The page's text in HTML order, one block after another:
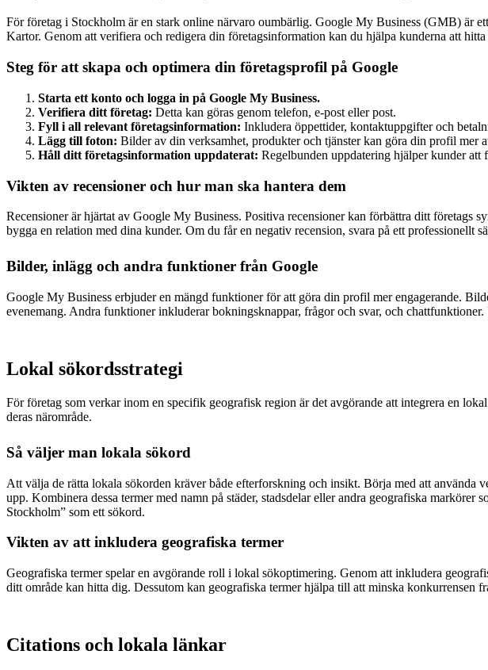
För företag i Stockholm är en stark online närvaro oumbärlig. Google My Business (GMB) är
Kartor. Genom att verifiera och redigera din företagsinformation kan du hjälpa kunderna att
Steg för att skapa och optimera din företagsprofil på Google
Starta ett konto och logga in på Google My Business.
Verifiera ditt företag: Detta kan göras genom telefon, e-post eller post.
Fyll i all relevant företagsinformation: Inkludera öppettider, kontaktuppgifter och
Lägg till foton: Bilder av din verksamhet, produkter och tjänster kan göra din profil mer
Håll ditt företagsinformation uppdaterat: Regelbunden uppdatering hjälper kunder att
Vikten av recensioner och hur man ska hantera dem
Recensioner är hjärtat av Google My Business. Positiva recensioner kan förbättra ditt företags
bygga en relation med dina kunder. Om du får en negativ recension, svara på ett professionellt
Bilder, inlägg och andra funktioner från Google
Google My Business erbjuder en mängd funktioner för att göra din profil mer engagerande.
evenemang. Andra funktioner inkluderar bokningsknappar, frågor och svar, och
Lokal sökordsstrategi
För företag som verkar inom en specifik geografisk region är det avgörande att integrera en
deras närområde.
Så väljer man lokala sökord
Att välja de rätta lokala sökorden kräver både efterforskning och insikt. Börja med att
upp. Kombinera dessa termer med namn på städer, stadsdelar eller andra geografiska
Stockholm” som ett sökord.
Vikten av att inkludera geografiska termer
Geografiska termer spelar en avgörande roll i lokal sökoptimering. Genom att inkludera
ditt område kan hitta dig. Dessutom kan geografiska termer hjälpa till att minska
Citations och lokala länkar